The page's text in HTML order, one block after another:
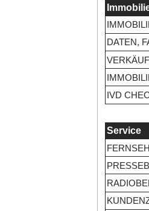
DATEN,
IVD
Service